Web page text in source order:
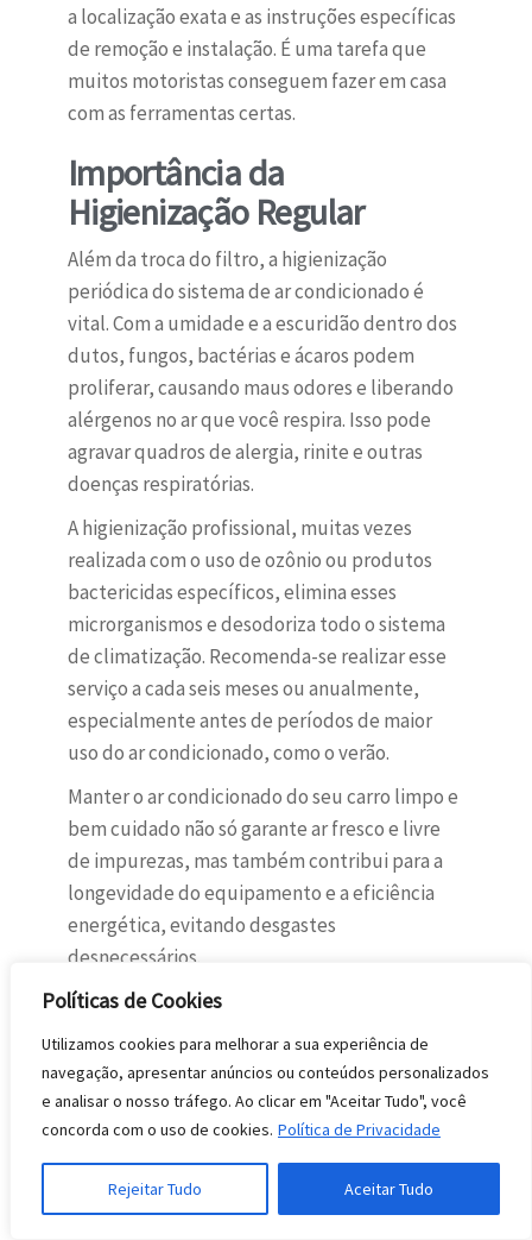
Políticas de Cookies
Utilizamos cookies para melhorar a sua experiência de
navegação, apresentar anúncios ou conteúdos personalizados
e analisar o nosso tráfego. Ao clicar em "Aceitar Tudo", você
concorda com o uso de cookies. Política de Privacidade
Rejeitar Tudo Aceitar Tudo
a localização exata e as instruções específicas
de remoção e instalação. É uma tarefa que
muitos motoristas conseguem fazer em casa
com as ferramentas certas.
Importância da
Higienização Regular
Além da troca do filtro, a higienização
periódica do sistema de ar condicionado é
vital. Com a umidade e a escuridão dentro dos
dutos, fungos, bactérias e ácaros podem
proliferar, causando maus odores e liberando
alérgenos no ar que você respira. Isso pode
agravar quadros de alergia, rinite e outras
doenças respiratórias.
A higienização profissional, muitas vezes
realizada com o uso de ozônio ou produtos
bactericidas específicos, elimina esses
microrganismos e desodoriza todo o sistema
de climatização. Recomenda-se realizar esse
serviço a cada seis meses ou anualmente,
especialmente antes de períodos de maior
uso do ar condicionado, como o verão.
Manter o ar condicionado do seu carro limpo e
bem cuidado não só garante ar fresco e livre
de impurezas, mas também contribui para a
longevidade do equipamento e a eficiência
energética, evitando desgastes
desnecessários.
Publicado em Uncategorized
ANTERIORES
Funções do Controle
do Ar Condicionado:
Guia Completo
PRÓXIMO
Limpar Ar-
Condicionado Externo:
Guia Completo